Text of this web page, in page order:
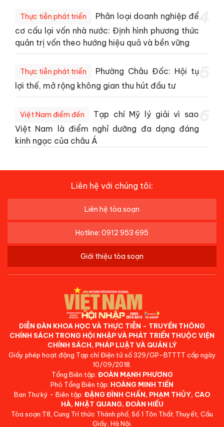
Thực tiễn phát triển
Phân loại doanh nghiệp để
cơ cấu lại vốn nhà nước: Định hình phương thức
quản trị vốn theo hướng hiệu quả và bền vững
4
Thực tiễn phát triển
Phường Châu Đốc: Hội tụ
lợi thế, mở rộng không gian thu hút đầu tư
Việt Nam điểm đến
Tạp chí Mỹ lý giải vì sao
Việt Nam là điểm nghỉ dưỡng đa dạng đáng
kinh ngạc của châu Á
Liên hệ với chúng tôi:
Liên hệ tòa soạn
Hotline: 0912 953 695
Giới thiệu tòa soạn
DIỄN ĐÀN KHOA HỌC VÀ THỰC TIỄN - TRUYỀN THÔNG
CHÍNH SÁCH TRONG HỘI NHẬP VÀ PHÁT TRIỂN THUỘC VIỆN
CHÍNH SÁCH, PHÁP LUẬT VÀ QUẢN LÝ
Giấy phép hoạt động Tạp chí Điện tử số 329/GP-BTTTT cấp ngày
10/09/2018.
Tổng Biên tập: ĐOÀN MẠNH PHƯƠNG
Phó Tổng Biên tập: HOÀNG MINH TIẾN
Ban Thư ký - Biên tập: ĐẶNG ĐÌNH CHẤN, PHẠM THỦY, CAO
HÀ, NHẬT QUANG, ĐOÀN HIẾU
Tòa soạn:T8, Cung Trí thức Thành phố, Số 1 Tôn Thất Thuyết, Cầu
Giấy, Hà Nội.